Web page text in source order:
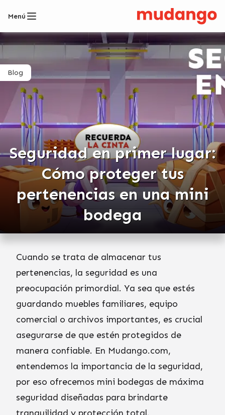
Menú
Seguridad en primer lugar:
Cómo proteger tus
pertenencias en una mini
bodega
Blog
Cuando se trata de almacenar tus
pertenencias, la seguridad es una
preocupación primordial. Ya sea que estés
guardando muebles familiares, equipo
comercial o archivos importantes, es crucial
asegurarse de que estén protegidos de
manera confiable. En Mudango.com,
entendemos la importancia de la seguridad,
por eso ofrecemos mini bodegas de máxima
seguridad diseñadas para brindarte